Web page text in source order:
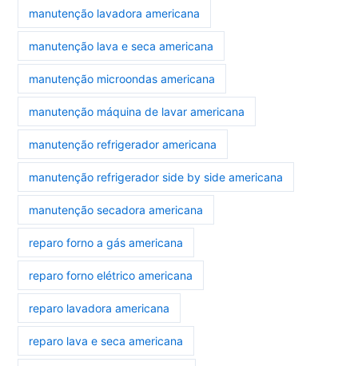
manutenção lavadora americana
manutenção lava e seca americana
manutenção microondas americana
manutenção máquina de lavar americana
manutenção refrigerador americana
manutenção refrigerador side by side americana
manutenção secadora americana
reparo forno a gás americana
reparo forno elétrico americana
reparo lavadora americana
reparo lava e seca americana